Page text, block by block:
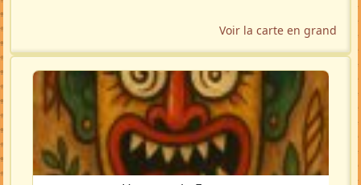
Voir la carte en grand